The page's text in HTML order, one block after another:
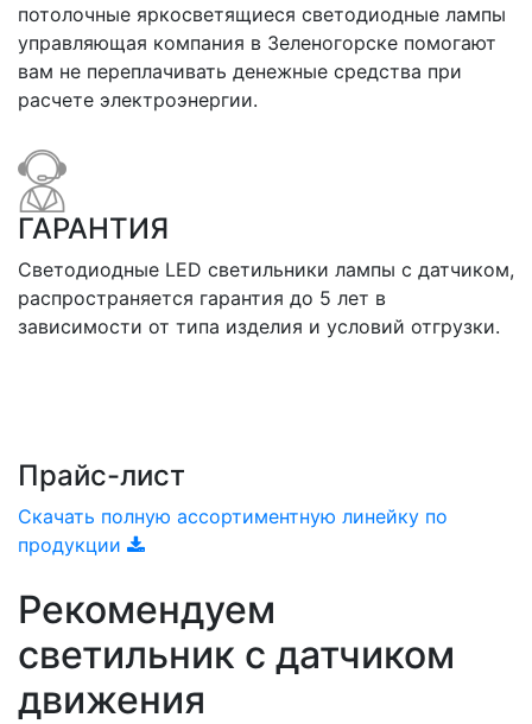
потолочные яркосветящиеся светодиодные лампы
управляющая компания в Зеленогорске помогают
вам не переплачивать денежные средства при
расчете электроэнергии.
ГАРАНТИЯ
Светодиодные LED светильники лампы с датчиком,
распространяется гарантия до 5 лет в
зависимости от типа изделия и условий отгрузки.
Прайс-лист
Скачать полную ассортиментную линейку по
продукции
Рекомендуем
светильник с датчиком
движения